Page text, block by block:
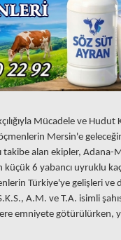
Mücadele ve Hudut
Mersin'e
takibe alan ekipler, Adana-
küçük 6 yabancı uyruklu
Türkiye'ye gelişleri ve
A.M. ve T.A. isimli
emniyete götürülürken,